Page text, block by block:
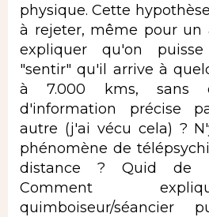
physique. Cette
à rejeter, même pour un
expliquer qu'on
"sentir" qu'il arrive à
à 7.000 kms, sans
d'information précise
autre (j'ai vécu cela) ?
phénomène de
distance ? Quid de
Comment
quimboiseur/séancier